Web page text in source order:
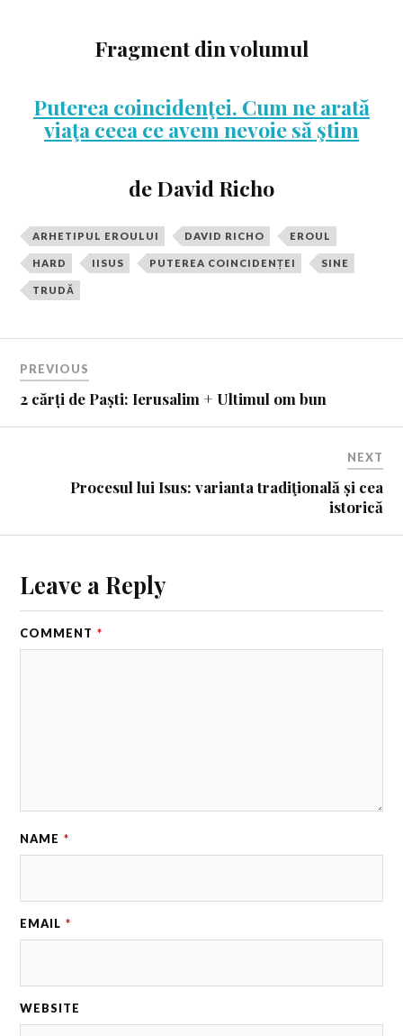
Fragment din volumul
Puterea coincidenţei. Cum ne arată
viaţa ceea ce avem nevoie să ştim
de David Richo
ARHETIPUL EROULUI DAVID RICHO EROUL
HARD IISUS PUTEREA COINCIDENȚEI SINE
TRUDĂ
PREVIOUS
2 cărți de Paști: Ierusalim + Ultimul om bun
NEXT
Procesul lui Isus: varianta tradiţională și cea
istorică
Leave a Reply
COMMENT *
NAME *
EMAIL *
WEBSITE